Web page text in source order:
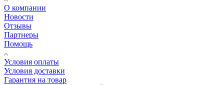
О компании
Новости
Отзывы
Партнеры
Помощь
Условия оплаты
Условия доставки
Гарантия на товар